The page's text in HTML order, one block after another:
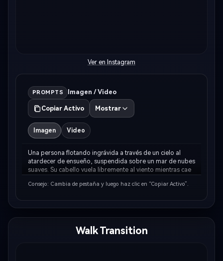
Ver en Instagram
PROMPTS Imagen / Video
Copiar Activo Mostrar
Imagen Video
Una persona flotando ingrávida a través de un cielo al
atardecer de ensueño, suspendida sobre un mar de nubes
suaves. Su cabello vuela libremente al viento mientras cae
está pintado en tonos cálidos de …
Consejo: Cambia de pestaña y luego haz clic en “Copiar Activo”.
Walk Transition